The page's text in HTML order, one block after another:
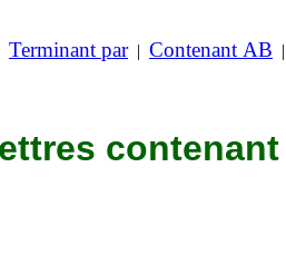
Terminant par| Contenant AB |
contenant